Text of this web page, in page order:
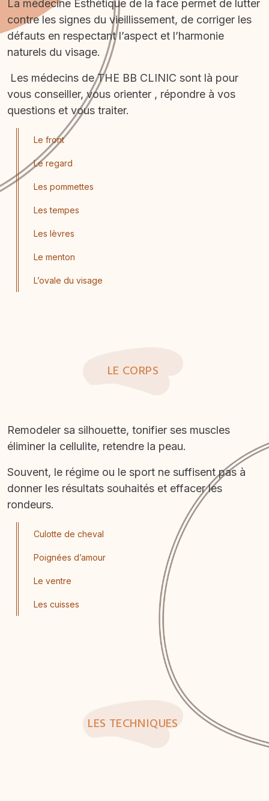
La médecine Esthétique de la face permet de lutter
contre les signes du vieillissement, de corriger les
défauts en respectant l’aspect et l’harmonie
naturels du visage.
Les médecins de THE BB CLINIC sont là pour
vous conseiller, vous orienter , répondre à vos
questions et vous traiter.
Le front
Le regard
Les pommettes
Les tempes
Les lèvres
Le menton
L’ovale du visage
LE CORPS
Remodeler sa silhouette, tonifier ses muscles
éliminer la cellulite, retendre la peau.
Souvent, le régime ou le sport ne suffisent pas à
donner les résultats souhaités et effacer les
rondeurs.
Culotte de cheval
Poignées d’amour
Le ventre
Les cuisses
LES TECHNIQUES